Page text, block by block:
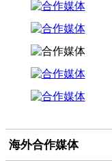
海外合作媒体